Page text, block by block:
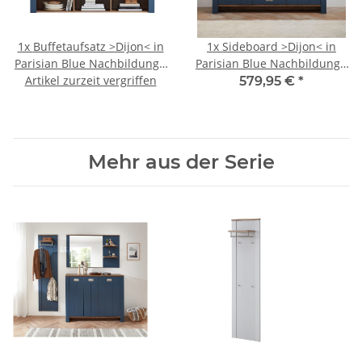
1x Buffetaufsatz >Dijon< in
Parisian Blue Nachbildung -
163x122x38cm (BxHxT)
Artikel zurzeit vergriffen
1x Sideboard >Dijon< in
Parisian Blue Nachbildung -
163x79x45cm (BxHxT)
579,95 € *
Mehr aus der Serie